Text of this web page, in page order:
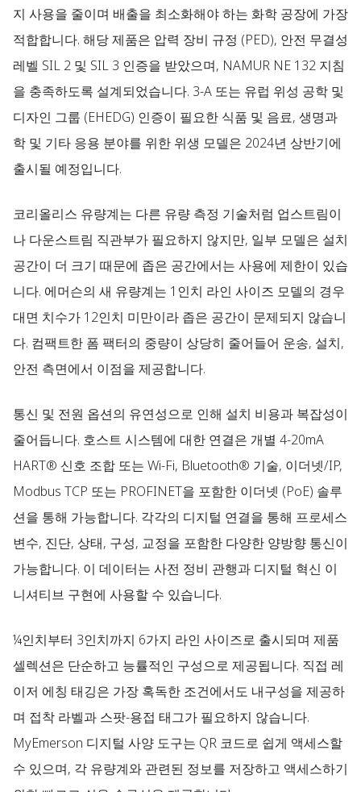
지 사용을 줄이며 배출을 최소화해야 하는 화학 공장에 가장
적합합니다. 해당 제품은 압력 장비 규정 (PED), 안전 무결성
레벨 SIL 2 및 SIL 3 인증을 받았으며, NAMUR NE 132 지침
을 충족하도록 설계되었습니다. 3-A 또는 유럽 위성 공학 및
디자인 그룹 (EHEDG) 인증이 필요한 식품 및 음료, 생명과
학 및 기타 응용 분야를 위한 위생 모델은 2024년 상반기에
출시될 예정입니다.
코리올리스 유량계는 다른 유량 측정 기술처럼 업스트림이
나 다운스트림 직관부가 필요하지 않지만, 일부 모델은 설치
공간이 더 크기 때문에 좁은 공간에서는 사용에 제한이 있습
니다. 에머슨의 새 유량계는 1인치 라인 사이즈 모델의 경우
대면 치수가 12인치 미만이라 좁은 공간이 문제되지 않습니
다. 컴팩트한 폼 팩터의 중량이 상당히 줄어들어 운송, 설치,
안전 측면에서 이점을 제공합니다.
통신 및 전원 옵션의 유연성으로 인해 설치 비용과 복잡성이
줄어듭니다. 호스트 시스템에 대한 연결은 개별 4-20mA
HART® 신호 조합 또는 Wi-Fi, Bluetooth® 기술, 이더넷/IP,
Modbus TCP 또는 PROFINET을 포함한 이더넷 (PoE) 솔루
션을 통해 가능합니다. 각각의 디지털 연결을 통해 프로세스
변수, 진단, 상태, 구성, 교정을 포함한 다양한 양방향 통신이
가능합니다. 이 데이터는 사전 정비 관행과 디지털 혁신 이
니셔티브 구현에 사용할 수 있습니다.
¼인치부터 3인치까지 6가지 라인 사이즈로 출시되며 제품
셀렉션은 단순하고 능률적인 구성으로 제공됩니다. 직접 레
이저 에칭 태깅은 가장 혹독한 조건에서도 내구성을 제공하
며 접착 라벨과 스팟-용접 태그가 필요하지 않습니다.
MyEmerson 디지털 사양 도구는 QR 코드로 쉽게 액세스할
수 있으며, 각 유량계와 관련된 정보를 저장하고 액세스하기